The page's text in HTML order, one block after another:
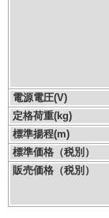
電源電圧(V)
定格荷重(kg)
標準揚程(m)
標準価格（税別）
販売価格（税別）